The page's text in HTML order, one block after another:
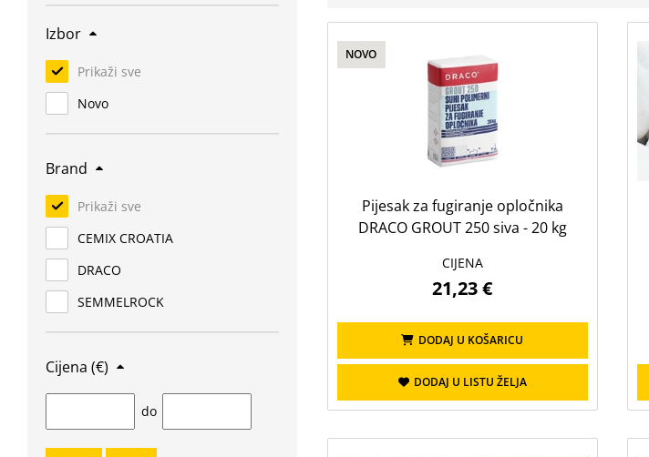
Izbor
Prikaži sve
Novo
Brand
Prikaži sve
CEMIX CROATIA
DRACO
SEMMELROCK
Cijena (€)
do
NOVO
Pijesak za fugiranje opločnika
DRACO GROUT 250 siva - 20 kg
CIJENA
21,23 €
DODAJ U KOŠARICU
DODAJ U LISTU ŽELJA